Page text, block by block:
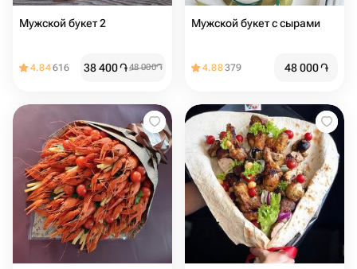
Мужской букет 2
4.84616 38 400֏48 000֏
Мужской букет с сырами
4.88379 48 000֏